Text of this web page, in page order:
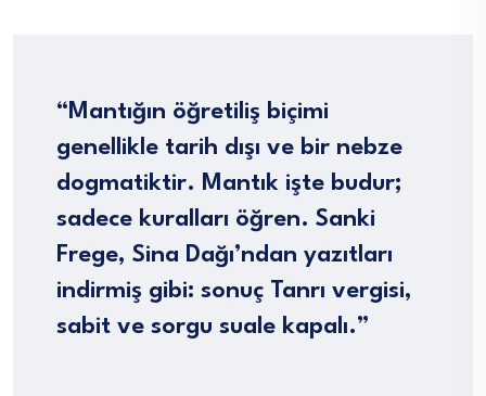
“Mantığın öğretiliş biçimi
genellikle tarih dışı ve bir nebze
dogmatiktir. Mantık işte budur;
sadece kuralları öğren. Sanki
Frege, Sina Dağı’ndan yazıtları
indirmiş gibi: sonuç Tanrı vergisi,
sabit ve sorgu suale kapalı.”